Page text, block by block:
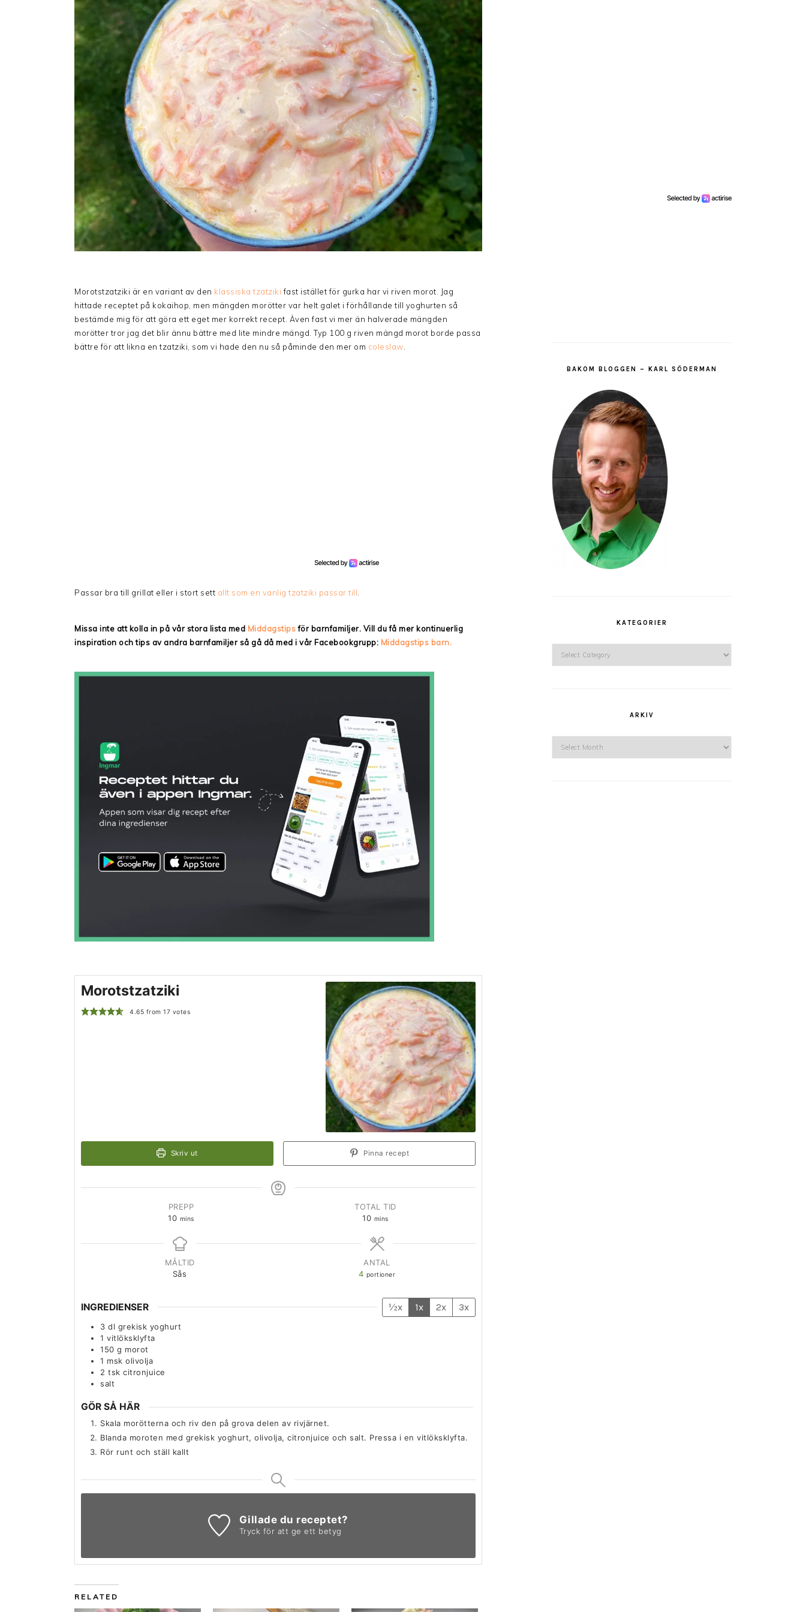
Morotstzatziki är en variant av den klassiska tzatziki fast istället för gurka har vi riven morot. Jag
hittade receptet på kokaihop, men mängden morötter var helt galet i förhållande till yoghurten så
bestämde mig för att göra ett eget mer korrekt recept. Även fast vi mer än halverade mängden
morötter tror jag det blir ännu bättre med lite mindre mängd. Typ 100 g riven mängd morot borde passa
bättre för att likna en tzatziki, som vi hade den nu så påminde den mer om coleslaw
Passar bra till grillat eller i stort sett allt som en vanlig tzatziki passar till
Missa inte att kolla in på vår stora lista med Middagstipsför barnfamiljer. Vill du få mer kontinuerlig
inspiration och tips av andra barnfamiljer så gå då med i vår Facebookgrupp: Middagstips barn.
Morotstzatziki
4.65 from17 votes
Skriv ut Pinna recept
PREPP
10 mins
TOTAL TID
10 mins
MÅLTID
Sås
ANTAL
4 portioner
INGREDIENSER ½x 1x 2x 3x
3 dl grekisk yoghurt
1 vitlöksklyfta
150 g morot
1 msk olivolja
2 tsk citronjuice
salt
GÖR SÅ HÄR
Skala morötterna och riv den på grova delen av rivjärnet.
Blanda moroten med grekisk yoghurt, olivolja, citronjuice och salt. Pressa i en vitlöksklyfta.
Rör runt och ställ kallt
Gillade du receptet?
Tryck för att ge ett betyg
RELATED
BAKOM BLOGGEN – KARL SÖDERMAN
KATEGORIER
ARKIV